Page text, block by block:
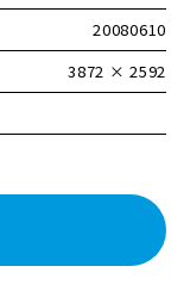
20080610
3872 × 2592